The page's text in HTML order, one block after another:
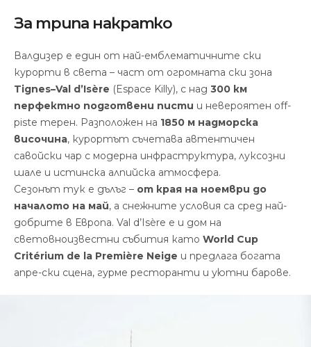
За трипа накратко
Валдизер е един от най-емблематичните ски
курорти в света – част от огромната ски зона
Tignes–Val d’Isère (Espace Killy), с над 300 км
перфектно подготвени писти и невероятен off-
piste терен. Разположен на 1850 м надморска
височина, курортът съчетава автентичен
савойски чар с модерна инфраструктура, луксозни
шале и истинска алпийска атмосфера.
Сезонът тук е дълъг – от края на ноември до
началото на май, а снежните условия са сред най-
добрите в Европа. Val d’Isère е и дом на
световноизвестни събития като World Cup
Critérium de la Première Neige и предлага богата
апре-ски сцена, гурме ресторанти и уютни барове.